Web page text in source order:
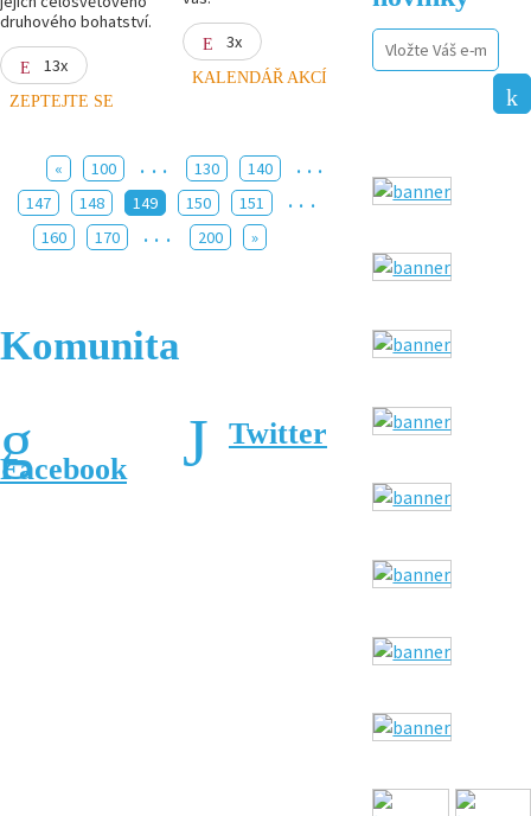
druhového bohatství.
13x
ZEPTEJTE SE
3x
KALENDÁŘ AKCÍ
« 100 ... 130 140 ...
147 148 149 150 151 ...
160 170 ... 200 »
Komunita
Facebook
Twitter